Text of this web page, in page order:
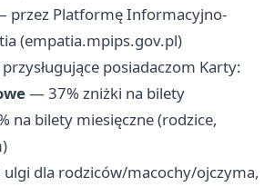
przez Platformę Informacyjno-
(empatia.mpips.gov.pl)
posiadaczom Karty:
— 37% zniżki na bilety
na bilety miesięczne (rodzice,
dla rodziców/macochy/ojczyma,